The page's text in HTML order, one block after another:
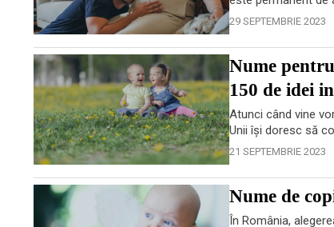
29 SEPTEMBRIE 2023
Nume
150 de idei
Atunci când vine
Unii își doresc să
21 SEPTEMBRIE 2023
Nume de
În România,